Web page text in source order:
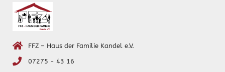
FFZ – Haus der Familie Kandel e.V.
07275 - 43 16